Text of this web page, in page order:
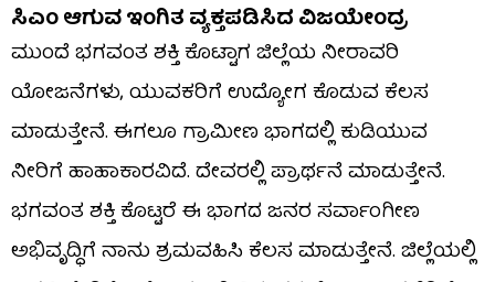
ಸಿಎಂ ಆಗುವ ಇಂಗಿತ ವ್ಯಕ್ತಪಡಿಸಿದ ವಿಜಯೇಂದ್ರ
ಮುಂದೆ ಭಗವಂತ ಶಕ್ತಿ ಕೊಟ್ಟಾಗ ಜಿಲ್ಲೆಯ ನೀರಾವರಿ
ಯೋಜನೆಗಳು, ಯುವಕರಿಗೆ ಉದ್ಯೋಗ ಕೊಡುವ ಕೆಲಸ
ಮಾಡುತ್ತೇನೆ. ಈಗಲೂ ಗ್ರಾಮೀಣ ಭಾಗದಲ್ಲಿ ಕುಡಿಯುವ
ನೀರಿಗೆ ಹಾಹಾಕಾರವಿದೆ. ದೇವರಲ್ಲಿ ಪ್ರಾರ್ಥನೆ ಮಾಡುತ್ತೇನೆ.
ಭಗವಂತ ಶಕ್ತಿ ಕೊಟ್ಟರೆ ಈ ಭಾಗದ ಜನರ ಸರ್ವಾಂಗೀಣ
ಅಭಿವೃದ್ಧಿಗೆ ನಾನು ಶ್ರಮವಹಿಸಿ ಕೆಲಸ ಮಾಡುತ್ತೇನೆ. ಜಿಲ್ಲೆಯಲ್ಲಿ